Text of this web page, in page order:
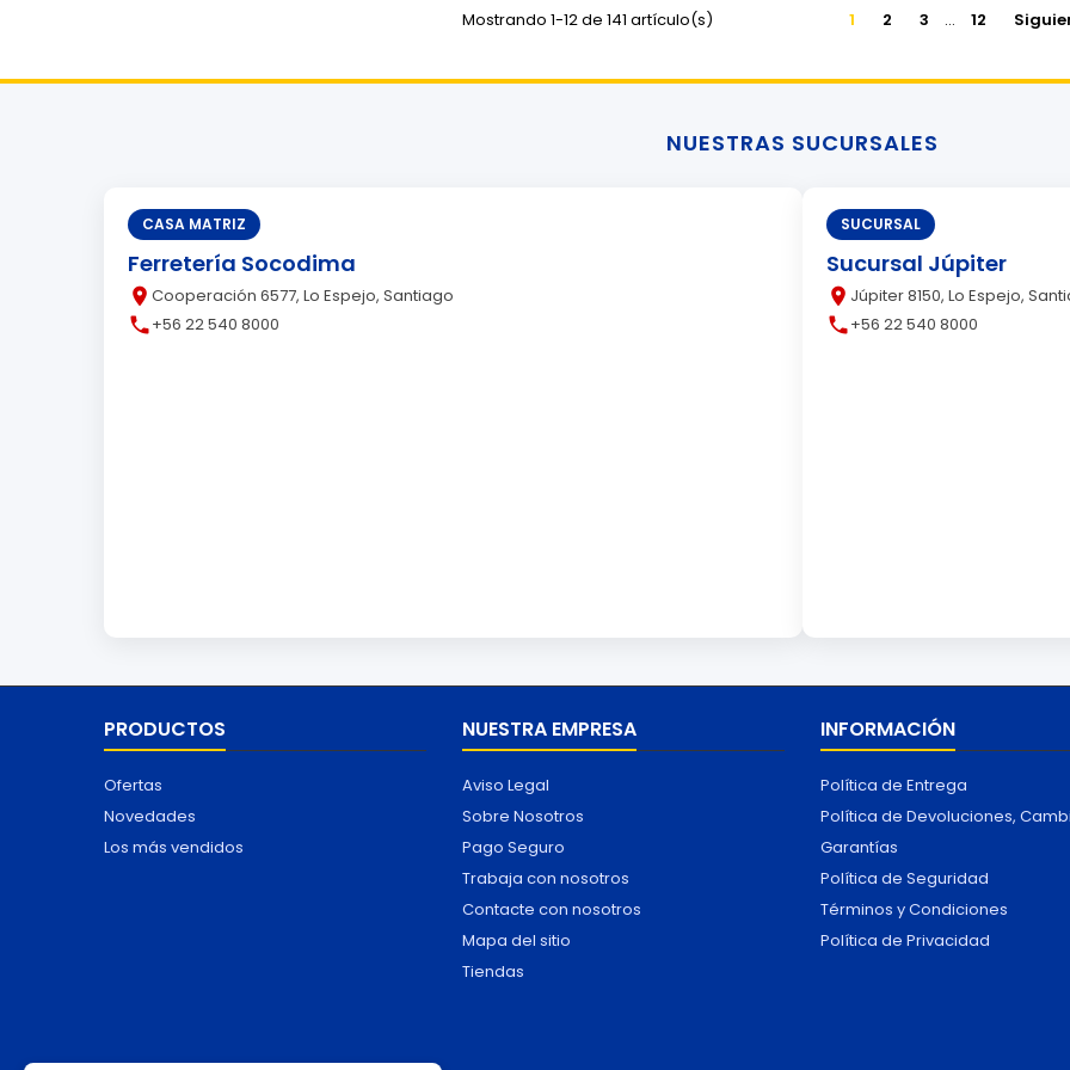
Mostrando 1-12 de 141 artículo(s) 1 2 3 … 12
NUESTRAS SUCURSALES
CASA MATRIZ
Ferretería Socodima
place Cooperación 6577, Lo Espejo, Santiago
call+56 22 540 8000
SUCURSAL
Sucursal Júpiter
place Júpiter 8150, Lo Espejo,
call+56 22 540 8000
PRODUCTOS
Ofertas
Novedades
Los más vendidos
NUESTRA EMPRESA
Aviso Legal
Sobre Nosotros
Pago Seguro
Trabaja con nosotros
Contacte con nosotros
Mapa del sitio
Tiendas
INFORMACIÓN
Política de Entrega
Política de Devoluciones,
Garantías
Política de Seguridad
Términos y Condiciones
Política de Privacidad